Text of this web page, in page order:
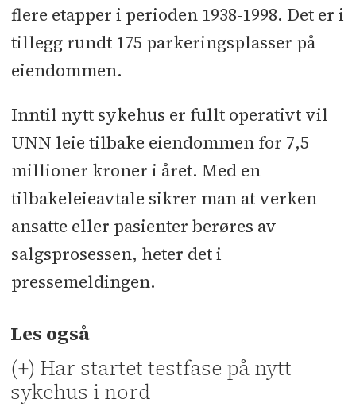
flere etapper i perioden 1938-1998. Det er i
tillegg rundt 175 parkeringsplasser på
eiendommen.
Inntil nytt sykehus er fullt operativt vil
UNN leie tilbake eiendommen for 7,5
millioner kroner i året. Med en
tilbakeleieavtale sikrer man at verken
ansatte eller pasienter berøres av
salgsprosessen, heter det i
pressemeldingen.
Les også
(+) Har startet testfase på nytt
sykehus i nord